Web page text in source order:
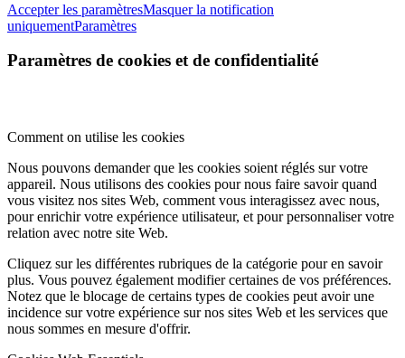
Accepter les paramètresMasquer la notification
uniquementParamètres
Paramètres de cookies et de confidentialité
Comment on utilise les cookies
Nous pouvons demander que les cookies soient réglés sur votre
appareil. Nous utilisons des cookies pour nous faire savoir quand
vous visitez nos sites Web, comment vous interagissez avec nous,
pour enrichir votre expérience utilisateur, et pour personnaliser votre
relation avec notre site Web.
Cliquez sur les différentes rubriques de la catégorie pour en savoir
plus. Vous pouvez également modifier certaines de vos préférences.
Notez que le blocage de certains types de cookies peut avoir une
incidence sur votre expérience sur nos sites Web et les services que
nous sommes en mesure d'offrir.